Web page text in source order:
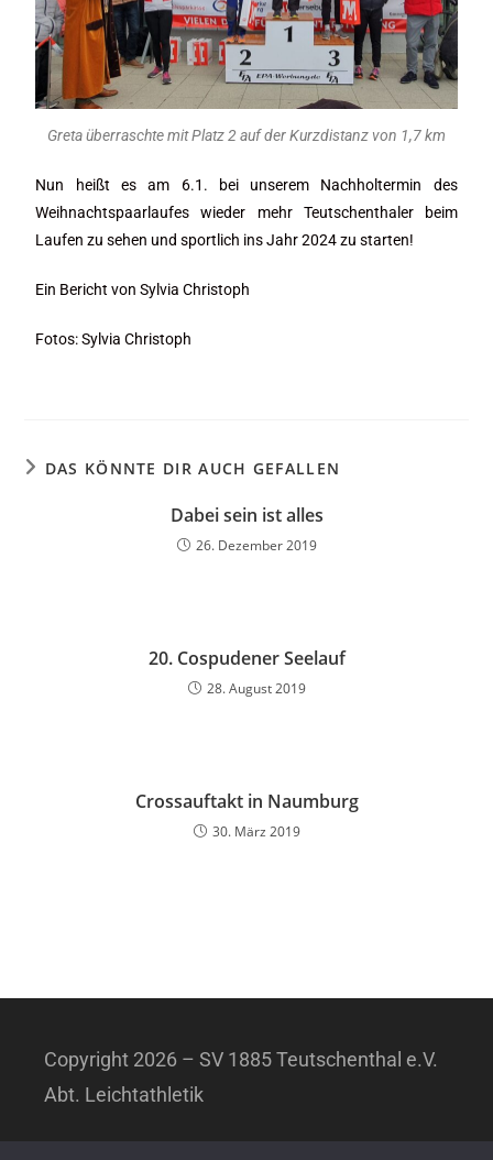
Greta überraschte mit Platz 2 auf der Kurzdistanz von 1,7 km
Nun heißt es am 6.1. bei unserem Nachholtermin des
Weihnachtspaarlaufes wieder mehr Teutschenthaler beim
Laufen zu sehen und sportlich ins Jahr 2024 zu starten!
Ein Bericht von Sylvia Christoph
Fotos: Sylvia Christoph
DAS KÖNNTE DIR AUCH GEFALLEN
Dabei sein ist alles
26. Dezember 2019
20. Cospudener Seelauf
28. August 2019
Crossauftakt in Naumburg
30. März 2019
Copyright 2026 – SV 1885 Teutschenthal e.V.
Abt. Leichtathletik